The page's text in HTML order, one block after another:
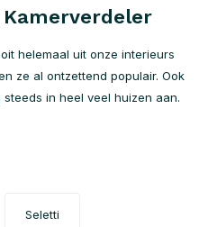
helemaal uit onze interieurs
ze al ontzettend populair. Ook
in heel veel huizen aan.
Seletti